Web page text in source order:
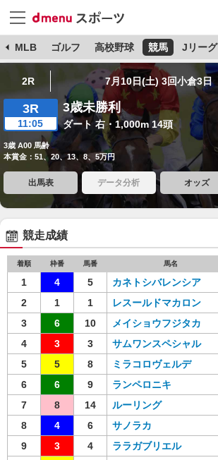
MLB ゴルフ 高校野球 競馬 Jリーグ
2R 7月10日(土) 3回小倉3日
3R
11:05
3歳未勝利
ダート 右・1,000m 14頭
3歳 A00 馬齢
本賞金：51、20、13、8、5万円
出馬表 データ分析 オッズ
競走成績
着順 枠番 馬番 馬名
1 4 5 カネトシバレンシア
2
1 1 レスールドマカロン
3
6 10 メイショウフジタカ
4
3 3 サムワンスペシャル
5
5 8 ミラコロヴェルデ
6
6 9 ランペロニキ
7
8 14 ルーリング
8
4 6 サノラカ
9
3 4 ララガブリエル